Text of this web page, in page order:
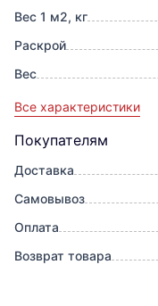
Вес 1 м2, кг
Раскрой
Вес
Все характеристики
Покупателям
Доставка
Самовывоз
Оплата
Возврат товара